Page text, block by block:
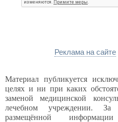
Реклама на сайте
Материал публикуется
целях и ни при каких
заменой медицинской
лечебном учреждении. За
размещённой